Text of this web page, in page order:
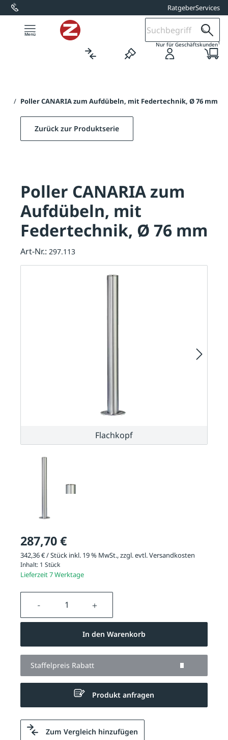
springen RatgeberServices
Nur für Geschäftskunden1
/ Poller CANARIA zum Aufdübeln, mit Federtechnik, Ø 76 mm
287,70 €
342,36 € / Stück inkl. 19 % MwSt., zzgl. evtl.Versandkosten
Inhalt: 1 Stück
Lieferzeit 7 Werktage
Produkt Anzahl: Gib den
In den Warenkorb
Staffelpreis Rabatt
Produkt anfragen
Zum Vergleich hinzufügen
Zurück zur Produktserie
Poller CANARIA zum
Aufdübeln, mit
Federtechnik, Ø 76 mm
Art-Nr.: 297.113
Flachkopf